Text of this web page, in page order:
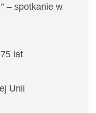
– spotkanie w
lat
Unii